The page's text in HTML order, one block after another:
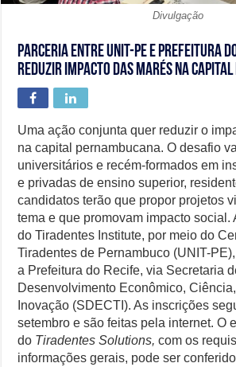
Divulgação
Parceria entre Unit-PE e Prefeitura
reduzir impacto das marés na
Uma ação conjunta quer reduzir o
na capital pernambucana. O desafio
universitários e recém-formados em
e privadas de ensino superior,
candidatos terão que propor projetos
tema e que promovam impacto social.
do Tiradentes Institute, por meio do
Tiradentes de Pernambuco (UNIT-
a Prefeitura do Recife, via Secretaria
Desenvolvimento Econômico,
Inovação (SDECTI). As inscrições
setembro e são feitas pela internet. O
do Tiradentes Solutions, com os
informações gerais, pode ser